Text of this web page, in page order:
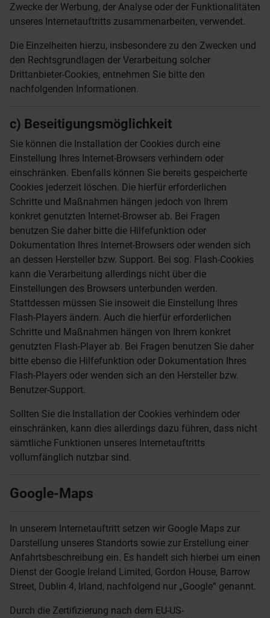
Zwecke der Werbung, der Analyse oder der Funktionalitäten
unseres Internetauftritts zusammenarbeiten, verwendet.
Die Einzelheiten hierzu, insbesondere zu den Zwecken und
den Rechtsgrundlagen der Verarbeitung solcher
Drittanbieter-Cookies, entnehmen Sie bitte den
nachfolgenden Informationen.
c) Beseitigungsmöglichkeit
Sie können die Installation der Cookies durch eine
Einstellung Ihres Internet-Browsers verhindern oder
einschränken. Ebenfalls können Sie bereits gespeicherte
Cookies jederzeit löschen. Die hierfür erforderlichen
Schritte und Maßnahmen hängen jedoch von Ihrem
konkret genutzten Internet-Browser ab. Bei Fragen
benutzen Sie daher bitte die Hilfefunktion oder
Dokumentation Ihres Internet-Browsers oder wenden sich
an dessen Hersteller bzw. Support. Bei sog. Flash-Cookies
kann die Verarbeitung allerdings nicht über die
Einstellungen des Browsers unterbunden werden.
Stattdessen müssen Sie insoweit die Einstellung Ihres
Flash-Players ändern. Auch die hierfür erforderlichen
Schritte und Maßnahmen hängen von Ihrem konkret
genutzten Flash-Player ab. Bei Fragen benutzen Sie daher
bitte ebenso die Hilfefunktion oder Dokumentation Ihres
Flash-Players oder wenden sich an den Hersteller bzw.
Benutzer-Support.
Sollten Sie die Installation der Cookies verhindern oder
einschränken, kann dies allerdings dazu führen, dass nicht
sämtliche Funktionen unseres Internetauftritts
vollumfänglich nutzbar sind.
Google-Maps
In unserem Internetauftritt setzen wir Google Maps zur
Darstellung unseres Standorts sowie zur Erstellung einer
Anfahrtsbeschreibung ein. Es handelt sich hierbei um einen
Dienst der Google Ireland Limited, Gordon House, Barrow
Street, Dublin 4, Irland, nachfolgend nur „Google“ genannt.
Durch die Zertifizierung nach dem EU-US-